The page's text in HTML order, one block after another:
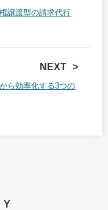
譲渡型の請求代行
NEXT
ら効率化する3つの